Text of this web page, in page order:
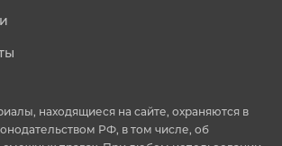
находящиеся на сайте, охраняются в
РФ, в том числе, об